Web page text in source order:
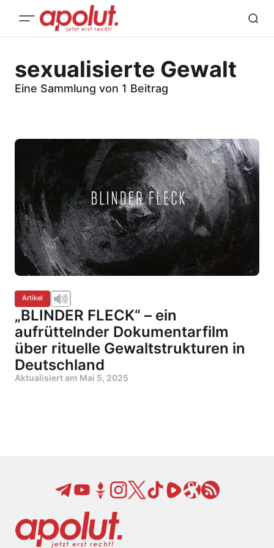
sexualisierte Gewalt
Eine Sammlung von 1 Beitrag
Artikel
„BLINDER FLECK“ – ein
aufrüttelnder Dokumentarfilm
über rituelle Gewaltstrukturen in
Deutschland
Aktualisiert am Mai 5, 2025